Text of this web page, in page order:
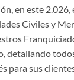
en este 2.026,
Civiles y
detallando
para sus